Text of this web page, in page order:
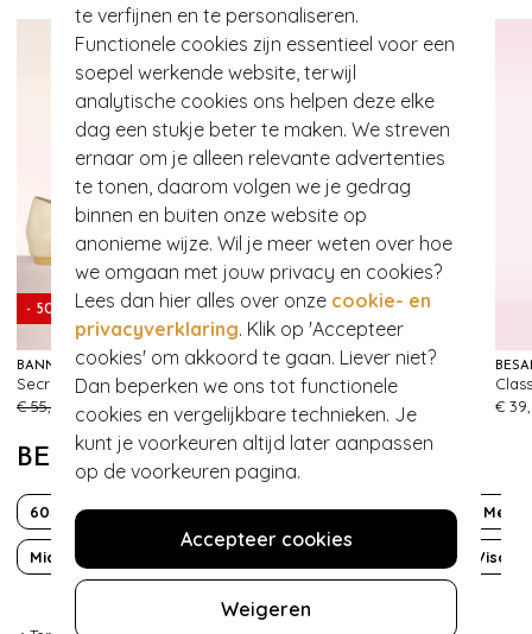
te verfijnen en te personaliseren.
Functionele cookies zijn essentieel voor een
soepel werkende website, terwijl
analytische cookies ons helpen deze elke
dag een stukje beter te maken. We streven
ernaar om je alleen relevante advertenties
te tonen, daarom volgen we je gedrag
binnen en buiten onze website op
anonieme wijze. Wil je meer weten over hoe
we omgaan met jouw privacy en cookies?
Lees dan hier alles over onze cookie- en
privacyverklaring. Klik op 'Accepteer
cookies' om akkoord te gaan. Liever niet?
Dan beperken we ons tot functionele
cookies en vergelijkbare technieken. Je
kunt je voorkeuren altijd later aanpassen
op de voorkeuren pagina.
Accepteer cookies
Weigeren
- 50%
BANNED RETRO
Secret Love flats in crème
€ 55,95
€ 27,95
556
- 60%
TAMARIS
€ 79,95
€ 31,95 €
BEKIJK MEER VAN
60s 70s Bloemen Boho Chic Korte mouw Met
Midi